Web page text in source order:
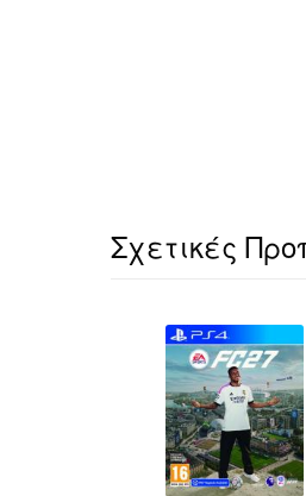
Σχετικές